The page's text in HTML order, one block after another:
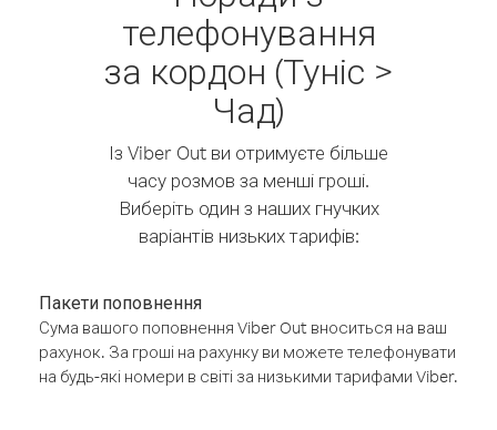
телефонування
за кордон (Туніс >
Чад)
Із Viber Out ви отримуєте більше
часу розмов за менші гроші.
Виберіть один з наших гнучких
варіантів низьких тарифів:
Пакети поповнення
Сума вашого поповнення Viber Out вноситься на ваш
рахунок. За гроші на рахунку ви можете телефонувати
на будь-які номери в світі за низькими тарифами Viber.